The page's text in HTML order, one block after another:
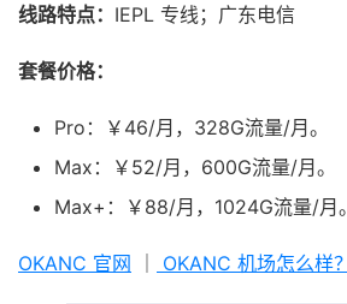
线路特点： IEPL 专线；广东电信
套餐价格：
Pro：￥46/月，328G流量/月。
Max：￥52/月，600G流量/月。
Max+：￥88/月，1024G流量/月。
OKANC 官网 OKANC 机场怎么样？